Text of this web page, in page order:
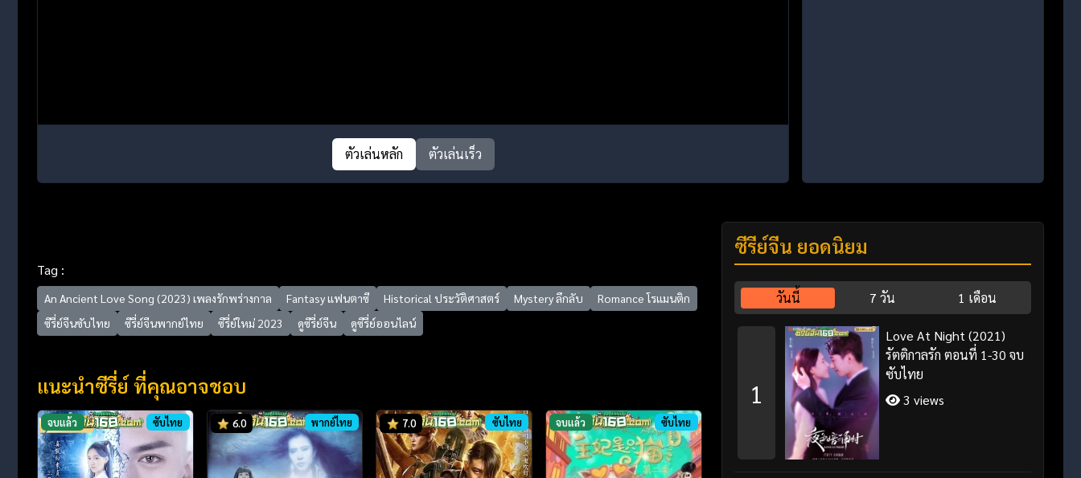
ตัวเล่นหลัก ตัวเล่นเร็ว
Tag :
An Ancient Love Song (2023) เพลงรักพร่างกาล Fantasy แฟนตาซี Historical ประวัติศาสตร์ Mystery ลึกลับ
Romance โรแมนติก
ซีรี่ย์จีนซับไทย
ซีรี่ย์จีนพากย์ไทย ซีรี่ย์ใหม่ 2023 ดูซีรี่ย์จีน ดูซีรี่ย์ออนไลน์
แนะนำซีรี่ย์ ที่คุณอาจชอบ
จบแล้ว ซับไทย 6.0 พากย์ไทย 7.0 ซับไทย จบแล้ว ซับไทย
ซีรี่ย์จีน ยอดนิยม
วันนี้ 7 วัน 1 เดือน
1
Love At Night (2021)
รัตติกาลรัก ตอนที่ 1-30 จบ
ซับไทย
3 views